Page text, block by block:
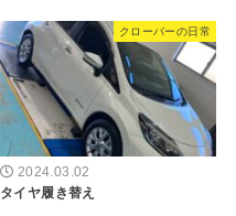
クローバーの日常
2024.03.02
タイヤ履き替え